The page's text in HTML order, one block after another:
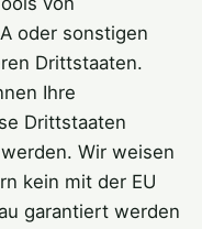
oder sonstigen
Drittstaaten.
Ihre
Drittstaaten
Wir weisen
kein mit der EU
garantiert werden